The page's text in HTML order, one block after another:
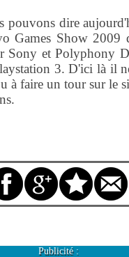
pouvons dire
Games Show
Sony et Polyphony
3. D'ici là il
à faire un tour sur le
Publicité :